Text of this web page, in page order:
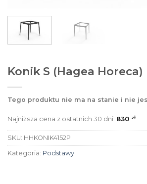
Konik S (Hagea Horeca)
Tego produktu nie ma na stanie i nie
Najniższa cena z ostatnich 30 dni: 830 zł
SKU: HHKONIK4152P
Kategoria: Podstawy